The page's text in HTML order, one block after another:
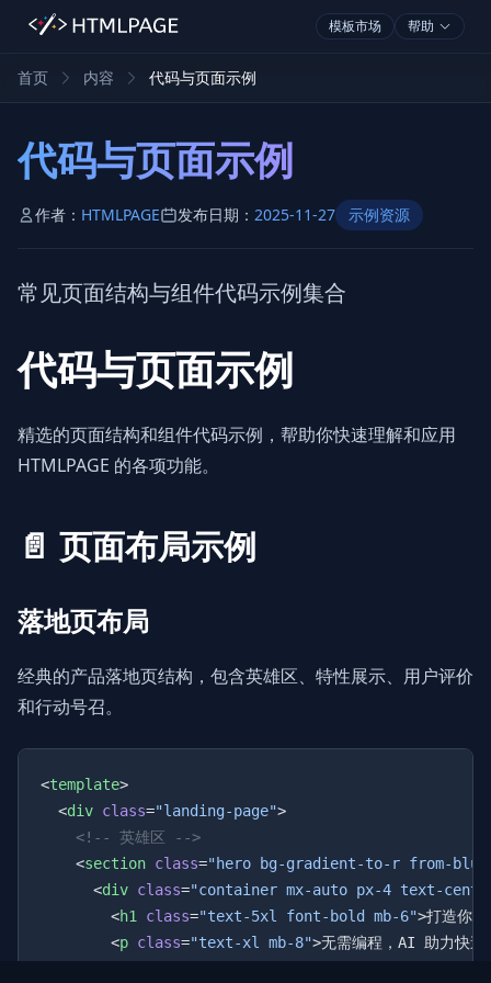
模板市场 帮助
首页 内容 代码与页面示例
代码与页面示例
作者： HTMLPAGE 发布日期： 2025-11-27 示例资源
常见页面结构与组件代码示例集合
代码与页面示例
精选的页面结构和组件代码示例，帮助你快速理解和应用
HTMLPAGE 的各项功能。
📄 页面布局示例
落地页布局
经典的产品落地页结构，包含英雄区、特性展示、用户评价
和行动号召。
<template
  <
div class="landing-page"
    <
section class="hero bg-gradient-to-r from-
      <
div class="container mx-auto px-4 text-
        <
h1 class="text-5xl font-bold mb-6">打造你
        <
p class="text-xl mb-8">无需编程，AI 助力快速